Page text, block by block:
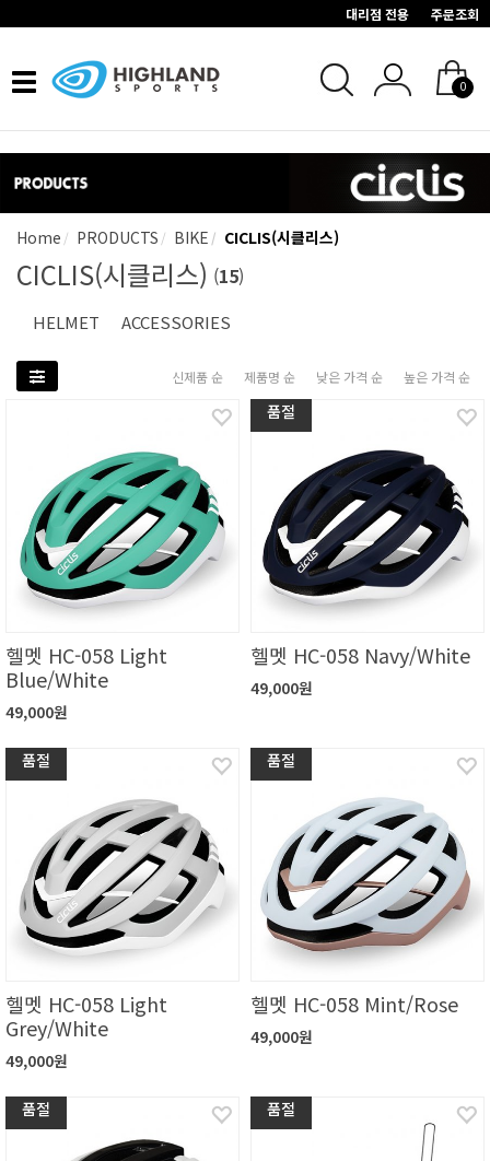
대리점 전용 주문조회
Toggle
navigation
0
Home PRODUCTS BIKE CICLIS(시클리스)
CICLIS(시클리스) (15)
HELMET ACCESSORIES
신제품 순 제품명 순 낮은 가격 순 높은 가격 순
헬멧 HC-058 Light
Blue/White
49,000원
품절
헬멧 HC-058 Navy/White
49,000원
품절
헬멧 HC-058 Light
Grey/White
49,000원
품절
헬멧 HC-058 Mint/Rose
49,000원
품절 품절